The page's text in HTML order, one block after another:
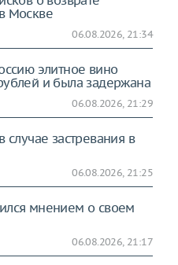
Москве
06.08.2026, 21:34
элитное вино
и была задержана
06.08.2026, 21:29
случае застревания в
06.08.2026, 21:25
мнением о своем
06.08.2026, 21:17